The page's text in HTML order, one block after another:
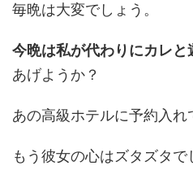
毎晩は大変でしょう。
今晩は私が代わりにカレと
あげようか？
あの高級ホテルに予約入れ
もう彼女の心はズタズタで